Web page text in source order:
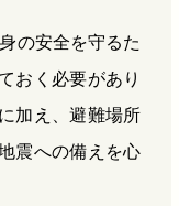
の安全を守るた
おく必要があり
加え、避難場所
震への備えを心